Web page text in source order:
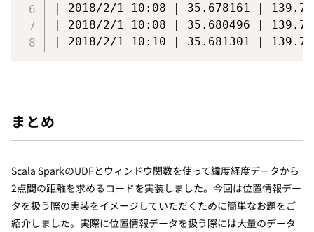
| 2018/2/1 10:08 | 35.678161 |
| 2018/2/1 10:08 | 35.680496 |
まとめ
Scala SparkのUDFとウィンドウ関数を使って緯度経度データから
2点間の距離を求めるコードを実装しました。今回は位置情報デー
タを扱う際の実装をイメージしていただくために簡単なお題をご
紹介しました。実際に位置情報データを扱う際には大量のデータ